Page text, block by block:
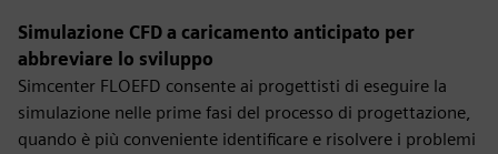
Simulazione CFD a caricamento anticipato per
abbreviare lo sviluppo
Simcenter FLOEFD consente ai progettisti di eseguire la
simulazione nelle prime fasi del processo di progettazione,
quando è più conveniente identificare e risolvere i problemi